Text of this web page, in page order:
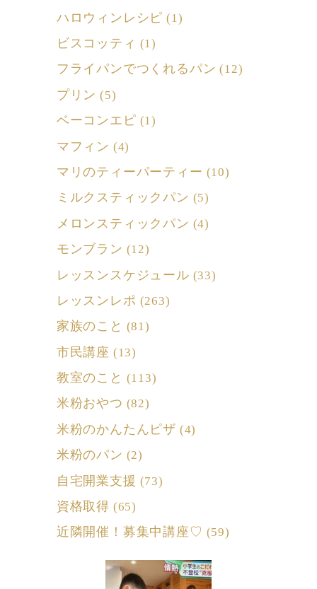
ハロウィンレシピ (1)
ビスコッティ (1)
フライパンでつくれるパン (12)
プリン (5)
ベーコンエピ (1)
マフィン (4)
マリのティーパーティー (10)
ミルクスティックパン (5)
メロンスティックパン (4)
モンブラン (12)
レッスンスケジュール (33)
レッスンレポ (263)
家族のこと (81)
市民講座 (13)
教室のこと (113)
米粉おやつ (82)
米粉のかんたんピザ (4)
米粉のパン (2)
自宅開業支援 (73)
資格取得 (65)
近隣開催！募集中講座♡ (59)